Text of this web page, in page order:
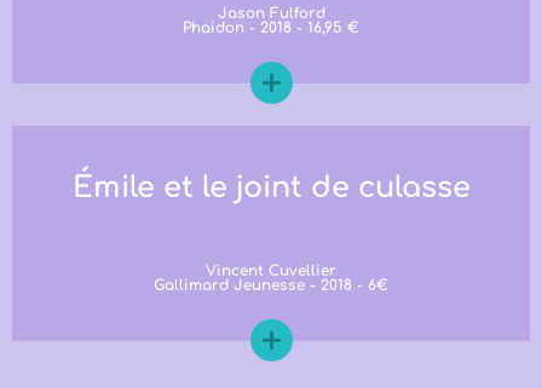
Jason Fulford
Phaidon - 2018 - 16,95 €
Émile et le joint de culasse
Vincent Cuvellier
Gallimard Jeunesse - 2018 - 6€